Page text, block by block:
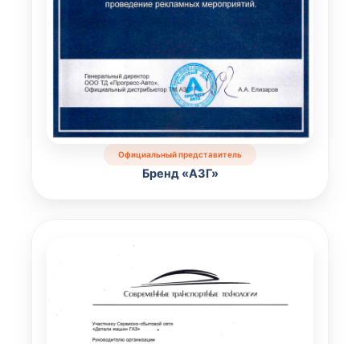
Официальный представитель
Бренд «АЗГ»